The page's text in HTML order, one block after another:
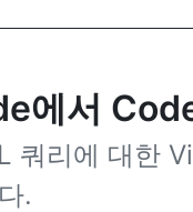
에서
쿼리에 대한
.